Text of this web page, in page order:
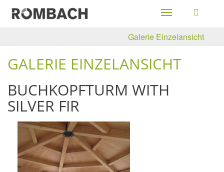
Toggle
navigation
Galerie Einzelansicht
GALERIE EINZELANSICHT
BUCHKOPFTURM WITH
SILVER FIR